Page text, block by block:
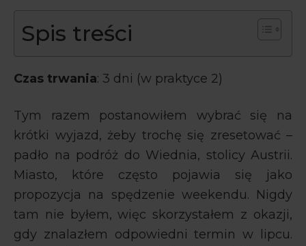
Spis treści
Czas trwania: 3 dni (w praktyce 2)
Tym razem postanowiłem wybrać się na
krótki wyjazd, żeby trochę się zresetować –
padło na podróż do Wiednia, stolicy Austrii.
Miasto, które często pojawia się jako
propozycja na spędzenie weekendu. Nigdy
tam nie byłem, więc skorzystałem z okazji,
gdy znalazłem odpowiedni termin w lipcu.